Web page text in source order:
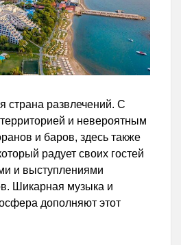
страна развлечений. С
и невероятным
и баров, здесь также
радует своих гостей
и выступлениями
Шикарная музыка и
дополняют этот